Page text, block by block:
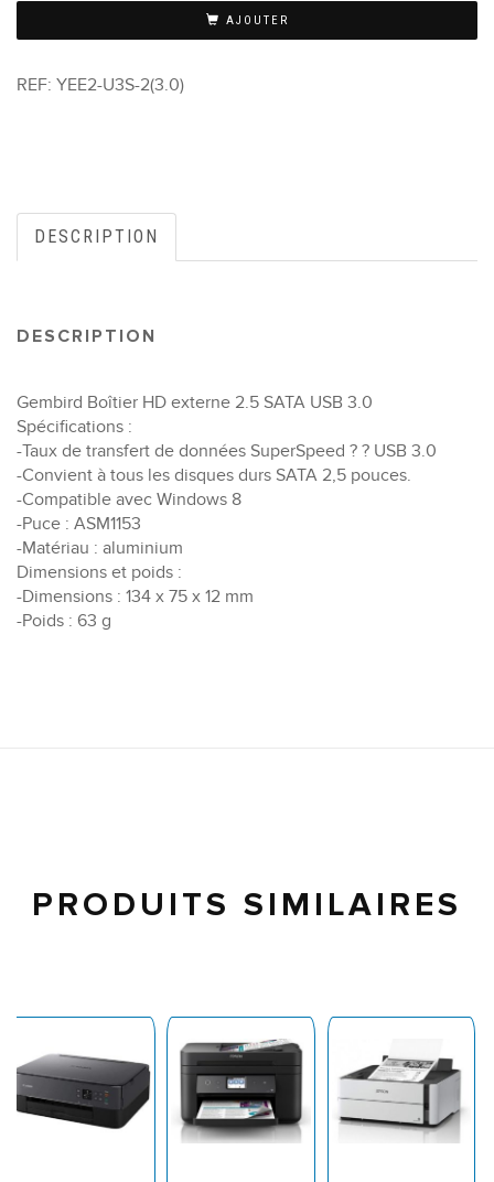
AJOUTER
REF: YEE2-U3S-2(3.0)
DESCRIPTION
DESCRIPTION
Gembird Boîtier HD externe 2.5 SATA USB 3.0
Spécifications :
-Taux de transfert de données SuperSpeed ? ? USB 3.0
-Convient à tous les disques durs SATA 2,5 pouces.
-Compatible avec Windows 8
-Puce : ASM1153
-Matériau : aluminium
Dimensions et poids :
-Dimensions : 134 x 75 x 12 mm
-Poids : 63 g
PRODUITS SIMILAIRES